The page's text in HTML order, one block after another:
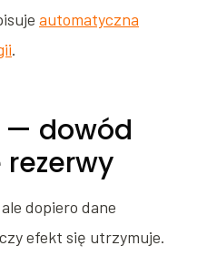
automatyczna
.
— dowód
dopiero dane
efekt się utrzymuje.